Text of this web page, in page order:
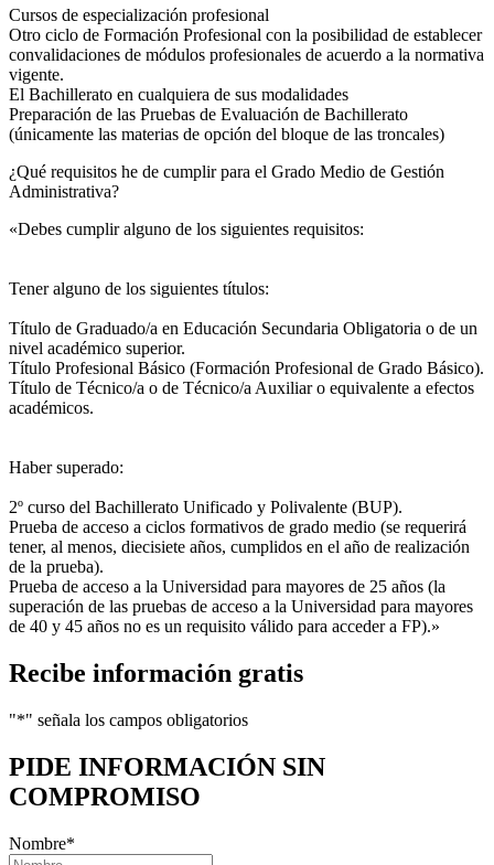
Cursos de especialización profesional
Otro ciclo de Formación Profesional con la posibilidad de establecer
convalidaciones de módulos profesionales de acuerdo a la normativa
vigente.
El Bachillerato en cualquiera de sus modalidades
Preparación de las Pruebas de Evaluación de Bachillerato
(únicamente las materias de opción del bloque de las troncales)
¿Qué requisitos he de cumplir para el Grado Medio de Gestión
Administrativa?
«Debes cumplir alguno de los siguientes requisitos:
Tener alguno de los siguientes títulos:
Título de Graduado/a en Educación Secundaria Obligatoria o de un
nivel académico superior.
Título Profesional Básico (Formación Profesional de Grado Básico).
Título de Técnico/a o de Técnico/a Auxiliar o equivalente a efectos
académicos.
Haber superado:
2º curso del Bachillerato Unificado y Polivalente (BUP).
Prueba de acceso a ciclos formativos de grado medio (se requerirá
tener, al menos, diecisiete años, cumplidos en el año de realización
de la prueba).
Prueba de acceso a la Universidad para mayores de 25 años (la
superación de las pruebas de acceso a la Universidad para mayores
de 40 y 45 años no es un requisito válido para acceder a FP).»
Recibe información gratis
"*" señala los campos obligatorios
PIDE INFORMACIÓN SIN
COMPROMISO
Nombre*